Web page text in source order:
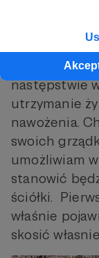
rolę ściółki.
następstwie
utrzymanie
nawożenia.
swoich
umożliwiam
stanowić
ściółki.
właśnie
skosić